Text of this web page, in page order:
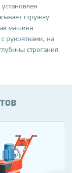
стружку
машина
рукоятками, на
строгания